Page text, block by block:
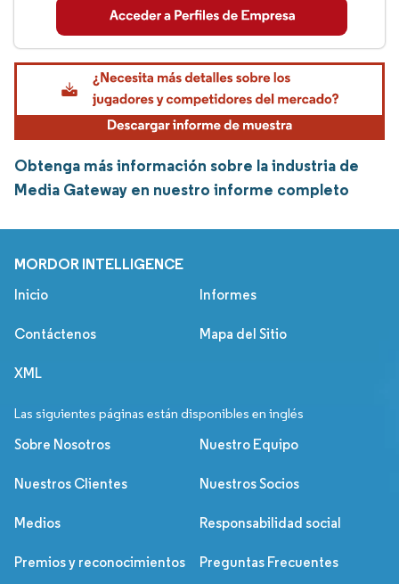
Obtenga más información sobre la industria de
Media Gateway en nuestro informe completo
MORDOR INTELLIGENCE
Inicio Informes
Contáctenos Mapa del Sitio
XML
Las siguientes páginas están disponibles en inglés
Sobre Nosotros Nuestro Equipo
Nuestros Clientes Nuestros Socios
Medios Responsabilidad social
Premios y reconocimientos Preguntas Frecuentes